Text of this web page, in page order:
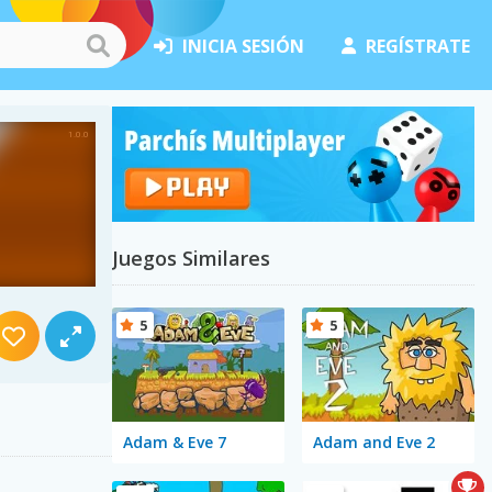
INICIA SESIÓN REGÍSTRATE
Juegos Similares
Adam & Eve 7
5
Adam and Eve 2
5